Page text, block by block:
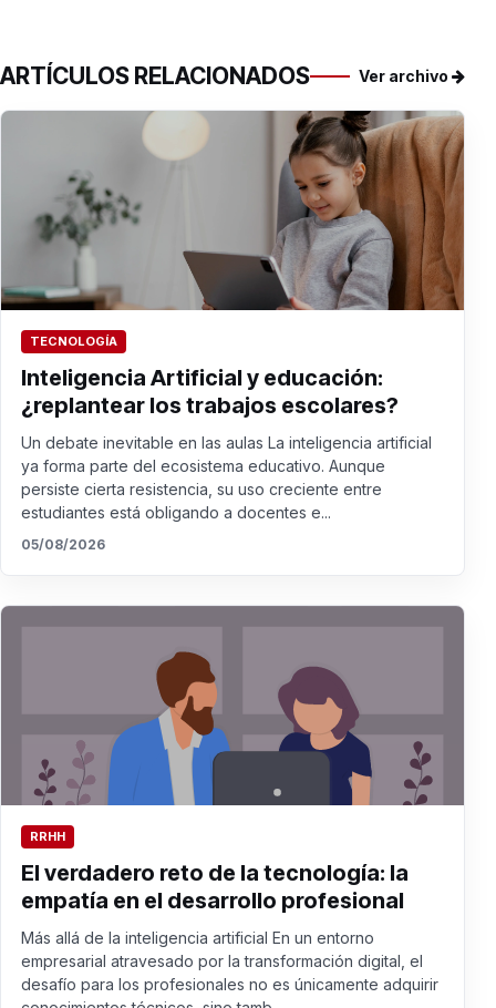
ARTÍCULOS RELACIONADOS Ver archivo
TECNOLOGÍA
Inteligencia Artificial y educación:
¿replantear los trabajos escolares?
Un debate inevitable en las aulas La inteligencia artificial
ya forma parte del ecosistema educativo. Aunque
persiste cierta resistencia, su uso creciente entre
estudiantes está obligando a docentes e...
05/08/2026
RRHH
El verdadero reto de la tecnología: la
empatía en el desarrollo profesional
Más allá de la inteligencia artificial En un entorno
empresarial atravesado por la transformación digital, el
desafío para los profesionales no es únicamente adquirir